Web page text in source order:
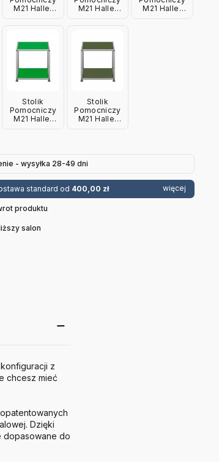
M21 Haller
M21 Haller
M21 Haller
Stolik
Pomocniczy
M21 Haller
Stolik
Pomocniczy
M21 Haller
- wysyłka 28-49 dni
standard od 400,00 zł więcej
produktu
salon
z
chcesz mieć
Dzięki
dopasowane do